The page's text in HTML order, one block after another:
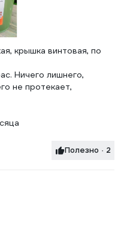
крышка винтовая, по
Ничего лишнего,
не протекает,
Полезно · 2